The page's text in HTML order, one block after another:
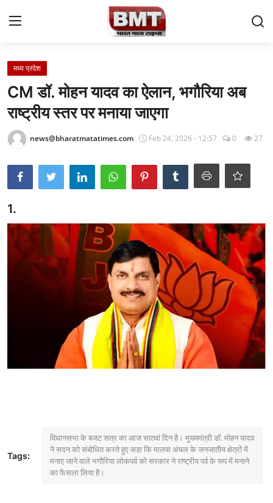
Login
Home
Contact
अंतरराष्ट्रीय समाचार
राज्य समाचार
मध्य प्रदेश
व्यापार और अर्थव्यवस्था
Gallery
मध्य प्रदेश
CM डॉ. मोहन यादव का ऐलान, भगौरिया अब
राष्ट्रीय स्तर पर मनाया जाएगा
news@bharatmatatimes.com Feb 24, 2026 - 12:57 0 27
1.
Tags:
विधानसभा के बजट सत्र का आज सातवां दिन है। मुख्यमंत्री डॉ. मोहन यादव
ने सदन को संबोधित करते हुए कहा कि मालवा अंचल के जनजातीय क्षेत्रों में
मनाए जाने वाले भगौरिया लोकपर्व को सरकार ने राष्ट्रीय पर्व के रूप में मनाने
का फैसला लिया है।